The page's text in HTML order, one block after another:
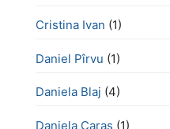
Cristina Ivan (1)
Daniel Pîrvu (1)
Daniela Blaj (4)
Daniela Caraș (1)